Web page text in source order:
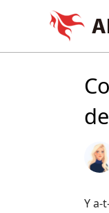
Y a-